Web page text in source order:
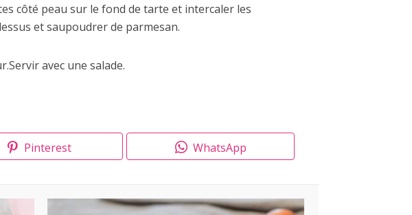
côté peau sur le fond de tarte et intercaler les
et saupoudrer de parmesan.
avec une salade.
Pinterest WhatsApp